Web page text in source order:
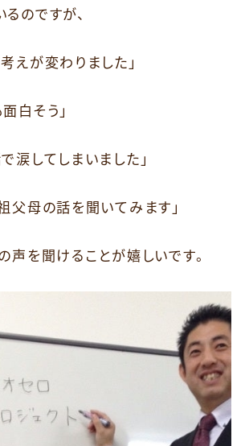
のですが、
えが変わりました」
白そう」
涙してしまいました」
父母の話を聞いてみます」
声を聞けることが嬉しいです。